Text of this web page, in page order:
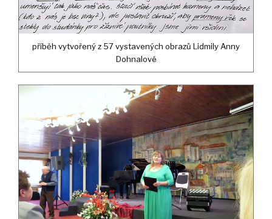
příběh vytvořený z 57 vystavených obrazů Lidmily Anny
Dohnalové